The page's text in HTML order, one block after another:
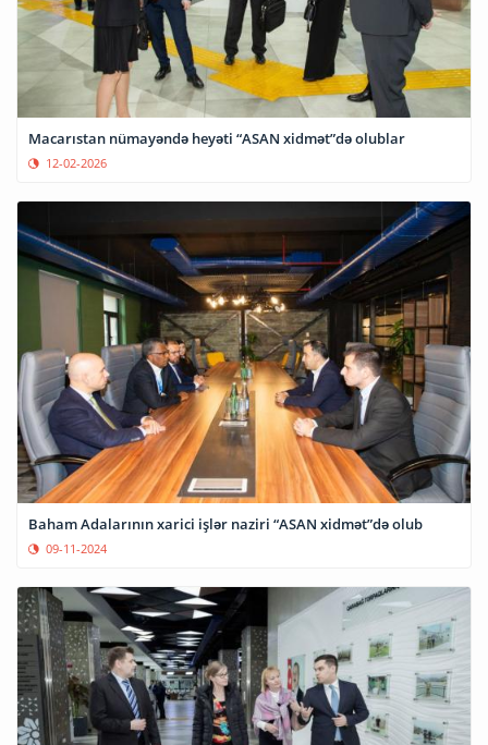
Macarıstan nümayəndə heyəti “ASAN xidmət”də olublar
12-02-2026
Baham Adalarının xarici işlər naziri “ASAN xidmət”də olub
09-11-2024